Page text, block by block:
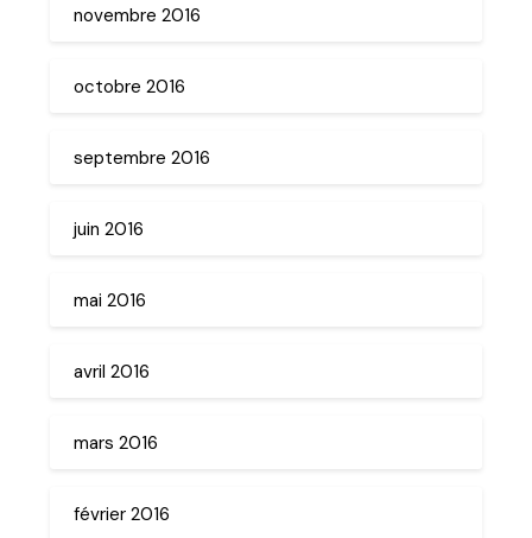
novembre 2016
octobre 2016
septembre 2016
juin 2016
mai 2016
avril 2016
mars 2016
février 2016